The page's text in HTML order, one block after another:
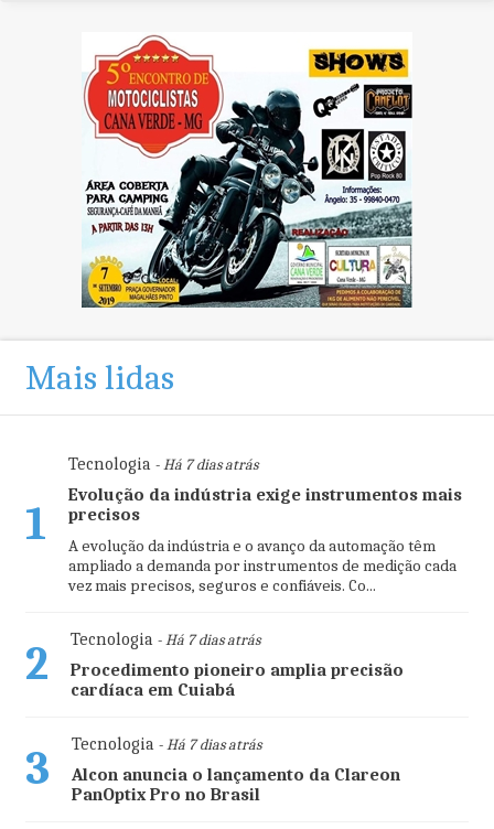
Mais lidas
1
Tecnologia- Há 7 dias atrás
Evolução da indústria exige instrumentos mais
precisos
A evolução da indústria e o avanço da automação têm
ampliado a demanda por instrumentos de medição cada
vez mais precisos, seguros e confiáveis. Co...
2 Tecnologia- Há 7 dias atrás
Procedimento pioneiro amplia precisão
cardíaca em Cuiabá
3 Tecnologia- Há 7 dias atrás
Alcon anuncia o lançamento da Clareon
PanOptix Pro no Brasil